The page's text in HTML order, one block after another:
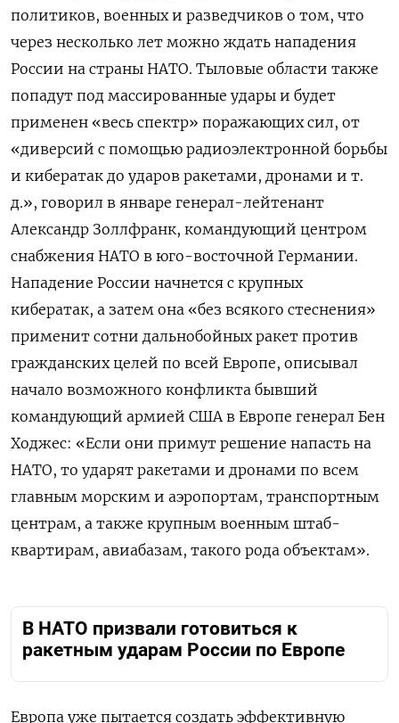
политиков, военных и разведчиков о том, что
через несколько лет можно ждать нападения
России на страны НАТО. Тыловые области также
попадут под массированные удары и будет
применен «весь спектр» поражающих сил, от
«диверсий с помощью радиоэлектронной борьбы
и кибератак до ударов ракетами, дронами и т.
д.», говорил в январе генерал-лейтенант
Александр Золлфранк, командующий центром
снабжения НАТО в юго-восточной Германии.
Нападение России начнется с крупных
кибератак, а затем она «без всякого стеснения»
применит сотни дальнобойных ракет против
гражданских целей по всей Европе, описывал
начало возможного конфликта бывший
командующий армией США в Европе генерал Бен
Ходжес: «Если они примут решение напасть на
НАТО, то ударят ракетами и дронами по всем
главным морским и аэропортам, транспортным
центрам, а также крупным военным штаб-
квартирам, авиабазам, такого рода объектам».
В НАТО призвали готовиться к
ракетным ударам России по Европе
Европа уже пытается создать эффективную